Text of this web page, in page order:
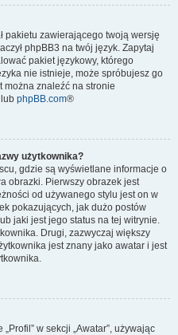
pakietu zawierającego twoją wersję
phpBB3 na twój język. Zapytaj
pakiet językowy, którego
nie istnieje, może spróbujesz go
można znaleźć na stronie
phpBB.com®
użytkownika?
gdzie są wyświetlane informacje o
obrazki. Pierwszy obrazek jest
od używanego stylu jest on w
pokazujących, jak dużo postów
jaki jest jego status na tej witrynie.
Drugi, zazwyczaj większy
jest znany jako awatar i jest
w sekcji „Awatar”, używając